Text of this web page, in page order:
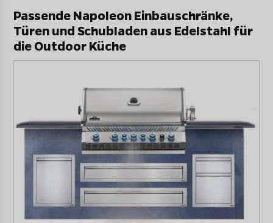
Passende Napoleon Einbauschränke,
Türen und Schubladen aus Edelstahl für
die Outdoor Küche